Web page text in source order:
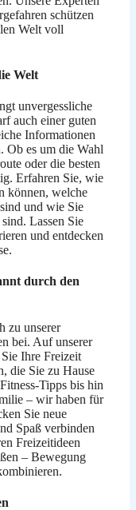
schützen
Welt voll
Welt
unvergessliche
auch einer guten
Informationen
Ob es um die Wahl
oder die besten
Erfahren Sie, wie
können, welche
und wie Sie
Lassen Sie
und entdecken
durch den
zu unserer
bei. Auf unserer
Ihre Freizeit
die Sie zu Hause
Tipps bis hin
– wir haben für
Sie neue
Spaß verbinden
Freizeitideen
– Bewegung